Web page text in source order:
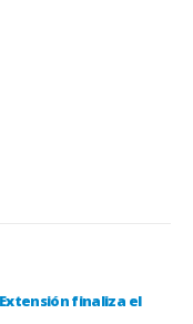
finaliza el